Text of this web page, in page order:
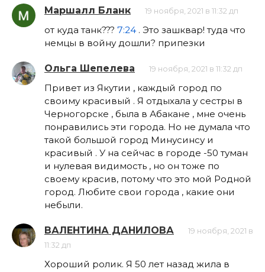
Маршалл Бланк 19 ноября, 2021 в 11:32 дп
от куда танк??? 7:24 . Это зашквар! туда что
немцы в войну дошли? припезки
Ольга Шепелева 19 ноября, 2021 в 11:32 дп
Привет из Якутии , каждый город по
своиму красивый . Я отдыхала у сестры в
Черногорске , была в Абакане , мне очень
понравились эти города. Но не думала что
такой большой город Минусинсу и
красивый . У на сейчас в городе -50 туман
и нулевая видимость , но он тоже по
своему красив, потому что это мой Родной
город. Любите свои города , какие они
небыли.
ВАЛЕНТИНА ДАНИЛОВА
19 ноября, 2021 в
11:32 дп
Хороший ролик. Я 50 лет назад жила в